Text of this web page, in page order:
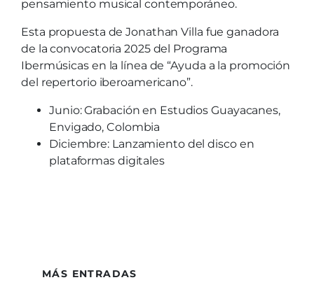
pensamiento musical contemporáneo.
Esta propuesta de Jonathan Villa fue ganadora
de la convocatoria 2025 del Programa
Ibermúsicas en la línea de “Ayuda a la promoción
del repertorio iberoamericano”.
Junio: Grabación en Estudios Guayacanes,
Envigado, Colombia
Diciembre: Lanzamiento del disco en
plataformas digitales
MÁS ENTRADAS